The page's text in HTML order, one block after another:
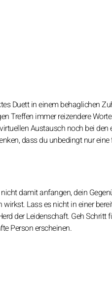
Duett in einem behaglichen
Treffen immer reizendere
Austausch noch bei den
dass du unbedingt nur
damit anfangen, dein
Lass es nicht in einer
der Leidenschaft. Geh Schritt
Person erscheinen.